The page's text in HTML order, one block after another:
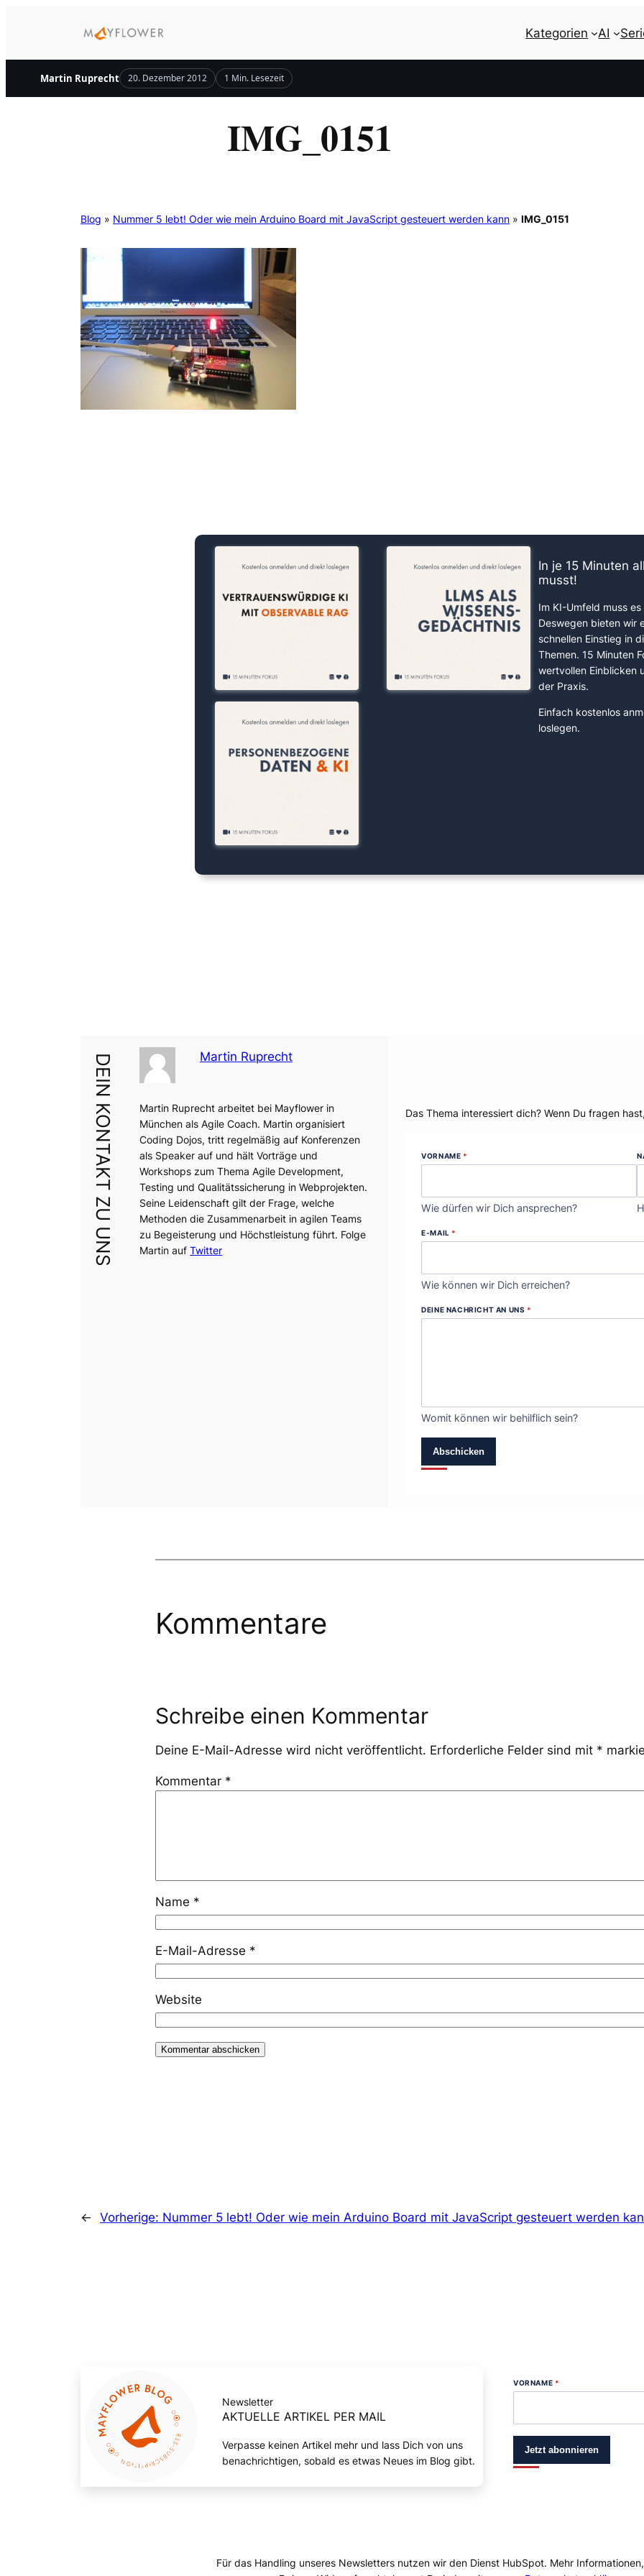
Kategorien AI
Martin Ruprecht 20. Dezember 2012 1 Min. Lesezeit
IMG_0151
Blog » Nummer 5 lebt! Oder wie mein Arduino Board mit JavaScript gesteuert werden kann » IMG_0151
In je 15 Minuten
musst!
Im KI-Umfeld muss
Deswegen bieten wir
schnellen Einstieg in
Themen. 15 Minuten
wertvollen Einblicken
der Praxis.
Einfach kostenlos
loslegen.
DEIN KONTAKT ZU UNS Martin Ruprecht
Martin Ruprecht arbeitet bei Mayflower in
München als Agile Coach. Martin organisiert
Coding Dojos, tritt regelmäßig auf Konferenzen
als Speaker auf und hält Vorträge und
Workshops zum Thema Agile Development,
Testing und Qualitätssicherung in Webprojekten.
Seine Leidenschaft gilt der Frage, welche
Methoden die Zusammenarbeit in agilen Teams
zu Begeisterung und Höchstleistung führt. Folge
Martin aufTwitter
Das Thema interessiert dich? Wenn Du fragen
VORNAME *
Wie dürfen wir Dich ansprechen?
E-MAIL *
Wie können wir Dich erreichen?
DEINE NACHRICHT AN UNS *
Womit können wir behilflich sein?
Abschicken
Kommentare
Schreibe einen Kommentar
Deine E-Mail-Adresse wird nicht veröffentlicht. Erforderliche Felder sind mit *
Kommentar *
Name *
E-Mail-Adresse *
Website
← Vorherige: Nummer 5 lebt! Oder wie mein Arduino Board mit JavaScript gesteuert werden
Newsletter
AKTUELLE ARTIKEL PER MAIL
Verpasse keinen Artikel mehr und lass Dich von uns
benachrichtigen, sobald es etwas Neues im Blog gibt.
VORNAME *
Jetzt abonnieren
Für das Handling unseres Newsletters nutzen wir den Dienst HubSpot. Mehr